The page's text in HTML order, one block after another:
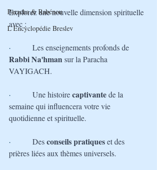
Paracha & Rabénou
L’Encyclopédie Breslev
Explorez une nouvelle dimension spirituelle
avec :
· Les enseignements profonds de
Rabbi Na'hman sur la Paracha
VAYIGACH.
· Une histoire captivante de la
semaine qui influencera votre vie
quotidienne et spirituelle.
· Des conseils pratiques et des
prières liées aux thèmes universels.